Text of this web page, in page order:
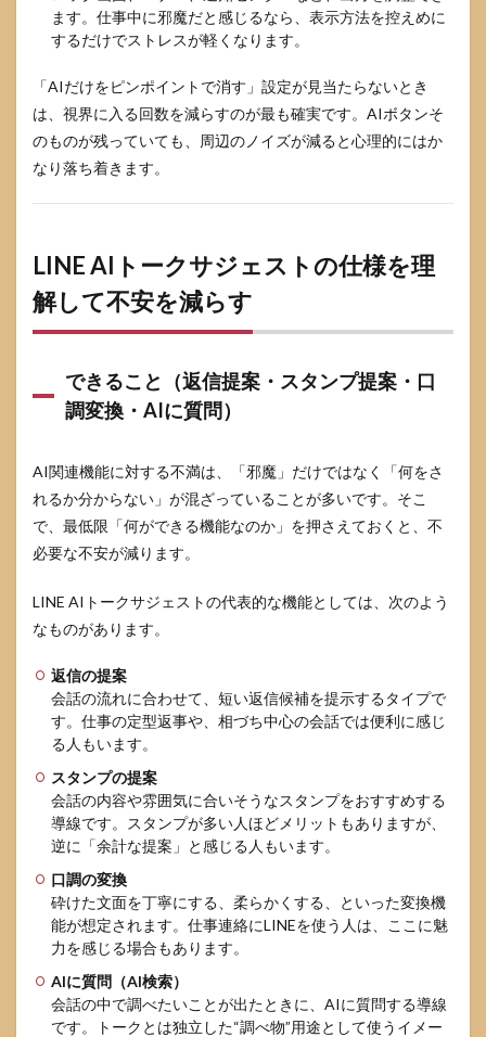
ます。仕事中に邪魔だと感じるなら、表示方法を控えめに
するだけでストレスが軽くなります。
「AIだけをピンポイントで消す」設定が見当たらないとき
は、視界に入る回数を減らすのが最も確実です。AIボタンそ
のものが残っていても、周辺のノイズが減ると心理的にはか
なり落ち着きます。
LINE AIトークサジェストの仕様を理
解して不安を減らす
できること（返信提案・スタンプ提案・口
調変換・AIに質問）
AI関連機能に対する不満は、「邪魔」だけではなく「何をさ
れるか分からない」が混ざっていることが多いです。そこ
で、最低限「何ができる機能なのか」を押さえておくと、不
必要な不安が減ります。
LINE AIトークサジェストの代表的な機能としては、次のよう
なものがあります。
返信の提案
会話の流れに合わせて、短い返信候補を提示するタイプで
す。仕事の定型返事や、相づち中心の会話では便利に感じ
る人もいます。
スタンプの提案
会話の内容や雰囲気に合いそうなスタンプをおすすめする
導線です。スタンプが多い人ほどメリットもありますが、
逆に「余計な提案」と感じる人もいます。
口調の変換
砕けた文面を丁寧にする、柔らかくする、といった変換機
能が想定されます。仕事連絡にLINEを使う人は、ここに魅
力を感じる場合もあります。
AIに質問（AI検索）
会話の中で調べたいことが出たときに、AIに質問する導線
です。トークとは独立した“調べ物”用途として使うイメー